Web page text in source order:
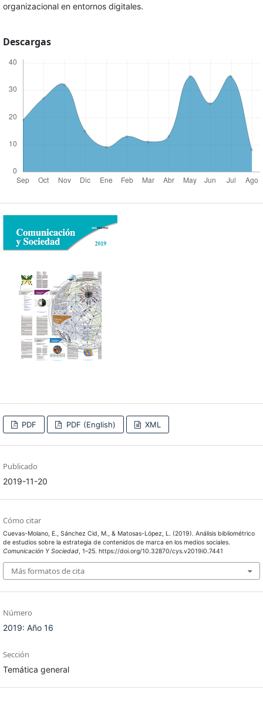
organizacional en entornos digitales.
Descargas
PDF PDF (English) XML
Publicado
2019-11-20
Cómo citar
Cuevas-Molano, E., Sánchez Cid, M., & Matosas-López, L. (2019). Análisis bibliométrico
de estudios sobre la estrategia de contenidos de marca en los medios sociales.
Comunicación Y Sociedad, 1–25. https://doi.org/10.32870/cys.v2019i0.7441
Más formatos de cita
Número
2019: Año 16
Sección
Temática general